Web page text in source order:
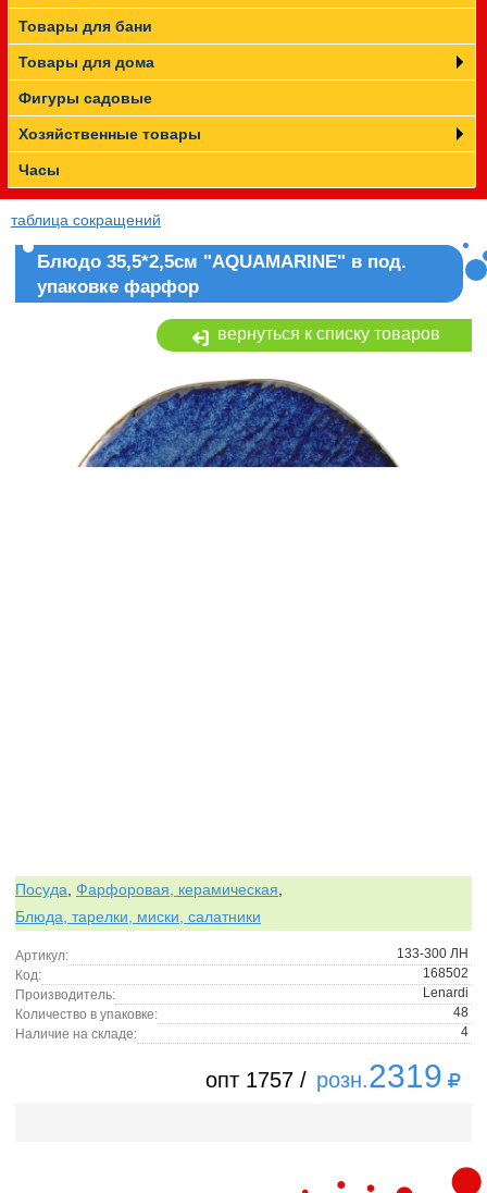
Товары для бани
Товары для дома
Фигуры садовые
Хозяйственные товары
Часы
таблица сокращений
Блюдо 35,5*2,5см "AQUAMARINE" в под.
упаковке фарфор
вернуться к списку товаров
Посуда Фарфоровая, керамическая
Блюда, тарелки, миски, салатники
Артикул:
133-300 ЛН
Код:
168502
Производитель:
Lenardi
Количество в упаковке:
48
Наличие на складе:
4
опт 1757 / розн.2319